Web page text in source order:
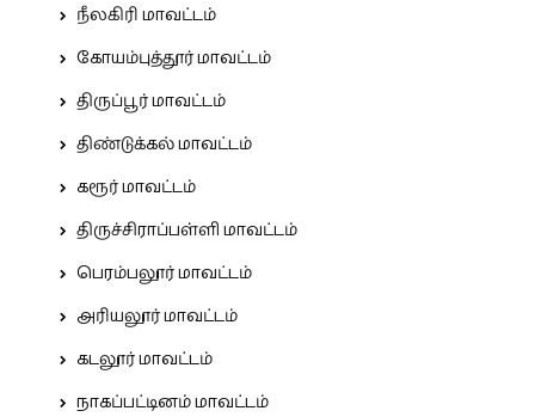
நீலகிரி மாவட்டம்
கோயம்புத்தூர் மாவட்டம்
திருப்பூர் மாவட்டம்
திண்டுக்கல் மாவட்டம்
கரூர் மாவட்டம்
திருச்சிராப்பள்ளி மாவட்டம்
பெரம்பலூர் மாவட்டம்
அரியலூர் மாவட்டம்
கடலூர் மாவட்டம்
நாகப்பட்டினம் மாவட்டம்